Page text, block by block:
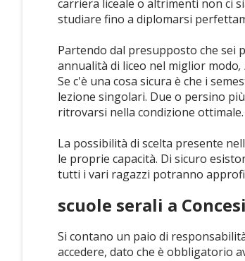
carriera liceale o altrimenti non ci
studiare fino a diplomarsi
Partendo dal presupposto che sei
annualità di liceo nel miglior modo,
Se c'è una cosa sicura è che i
lezione singolari. Due o persino
ritrovarsi nella condizione ottimale.
La possibilità di scelta presente
le proprie capacità. Di sicuro
tutti i vari ragazzi potranno
scuole serali a
Si contano un paio di
accedere, dato che è obbligatorio